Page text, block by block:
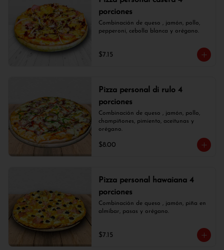
porciones
Combinación de queso , jamón, pollo,
pepperoni, cebolla blanca y orégano.
$7.15
Pizza personal di rulo 4
porciones
Combinación de queso , jamón, pollo,
champiñones, pimiento, aceitunas y
orégano.
$8.00
Pizza personal hawaiana 4
porciones
Combinación de queso , jamón, piña en
almíbar, pasas y orégano.
$7.15